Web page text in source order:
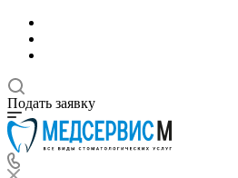
Подать заявку